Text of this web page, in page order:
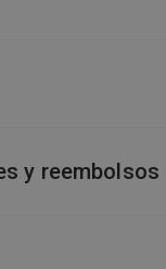
y reembolsos